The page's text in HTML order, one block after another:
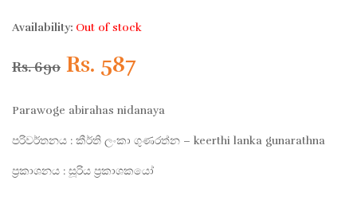
Availability: Out of stock
Rs.690 Original
price
was:
Rs. 690.
Rs. 587Current
price
is:
Rs. 587.
Parawoge abirahas nidanaya
පරිවර්තනය : කීර්ති ලංකා ගුණරත්න – keerthi lanka gunarathna
ප්‍රකාශනය : සූරිය ප්‍රකාශකයෝ